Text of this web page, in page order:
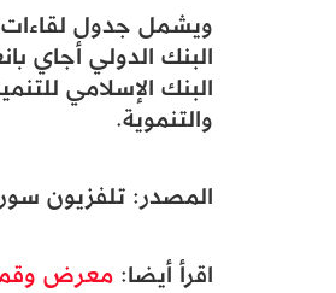
ويشمل جدول لقاءات
البنك الدولي أجاي
البنك الإسلامي
والتنموية.
المصدر: تلفزيون
اقرأ أيضا:معرض